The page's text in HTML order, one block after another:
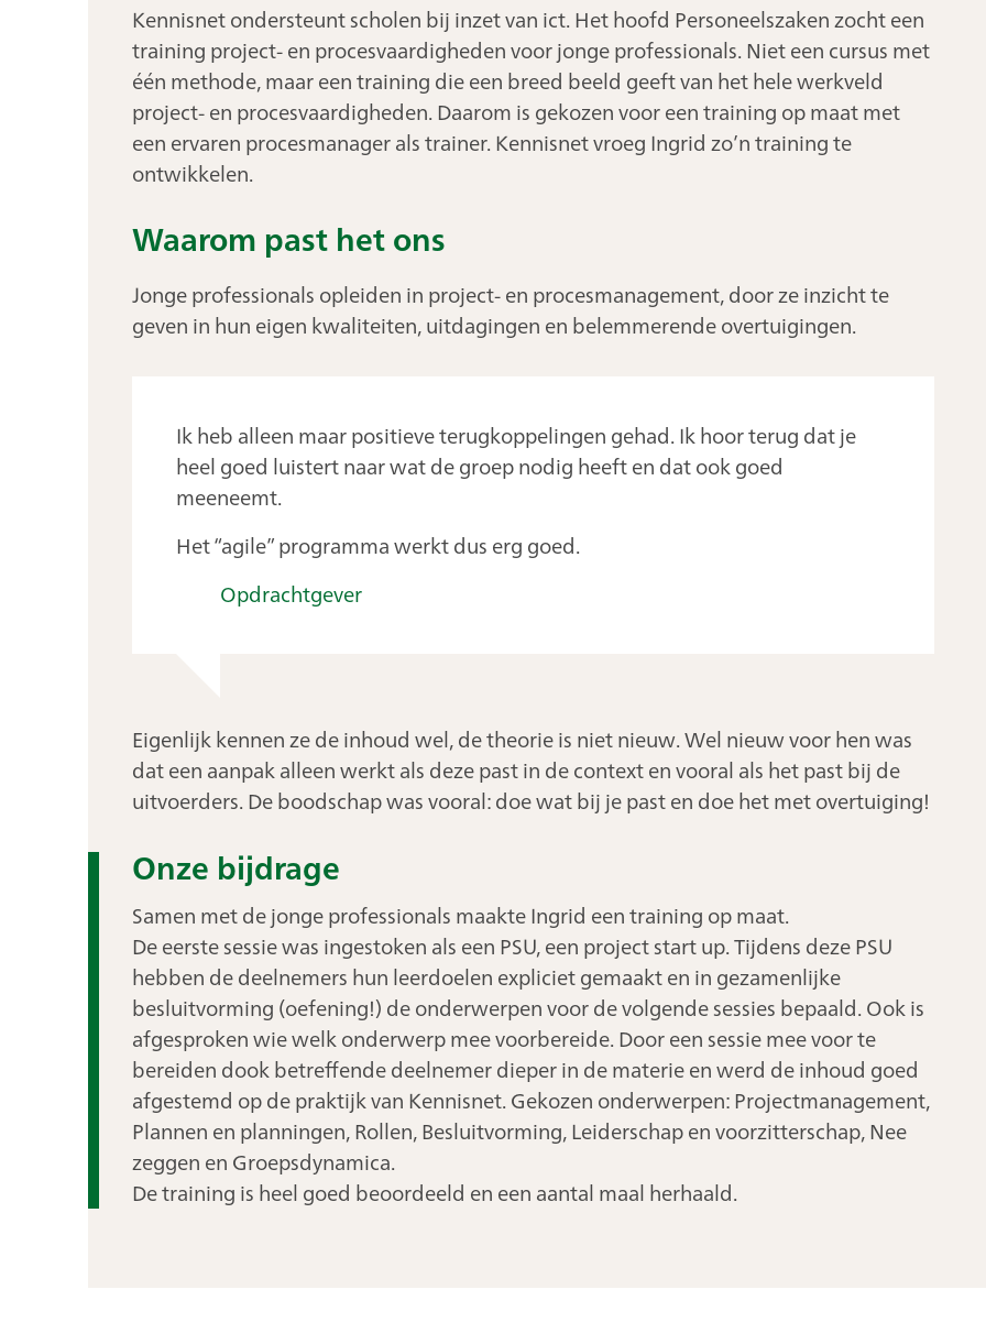
Kennisnet ondersteunt scholen bij inzet van ict. Het hoofd Personeelszaken zocht een
training project- en procesvaardigheden voor jonge professionals. Niet een cursus met
één methode, maar een training die een breed beeld geeft van het hele werkveld
project- en procesvaardigheden. Daarom is gekozen voor een training op maat met
een ervaren procesmanager als trainer. Kennisnet vroeg Ingrid zo’n training te
ontwikkelen.
Waarom past het ons
Jonge professionals opleiden in project- en procesmanagement, door ze inzicht te
geven in hun eigen kwaliteiten, uitdagingen en belemmerende overtuigingen.
Ik heb alleen maar positieve terugkoppelingen gehad. Ik hoor terug dat je
heel goed luistert naar wat de groep nodig heeft en dat ook goed
meeneemt.
Het “agile” programma werkt dus erg goed.
Opdrachtgever
Eigenlijk kennen ze de inhoud wel, de theorie is niet nieuw. Wel nieuw voor hen was
dat een aanpak alleen werkt als deze past in de context en vooral als het past bij de
uitvoerders. De boodschap was vooral: doe wat bij je past en doe het met overtuiging!
Onze bijdrage
Samen met de jonge professionals maakte Ingrid een training op maat.
De eerste sessie was ingestoken als een PSU, een project start up. Tijdens deze PSU
hebben de deelnemers hun leerdoelen expliciet gemaakt en in gezamenlijke
besluitvorming (oefening!) de onderwerpen voor de volgende sessies bepaald. Ook is
afgesproken wie welk onderwerp mee voorbereide. Door een sessie mee voor te
bereiden dook betreffende deelnemer dieper in de materie en werd de inhoud goed
afgestemd op de praktijk van Kennisnet. Gekozen onderwerpen: Projectmanagement,
Plannen en planningen, Rollen, Besluitvorming, Leiderschap en voorzitterschap, Nee
zeggen en Groepsdynamica.
De training is heel goed beoordeeld en een aantal maal herhaald.